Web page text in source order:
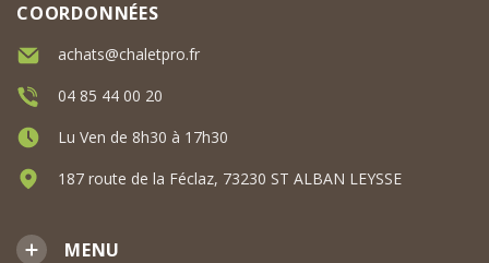
MENU
COORDONNÉES
achats@chaletpro.fr
04 85 44 00 20
Lu Ven de 8h30 à 17h30
187 route de la Féclaz, 73230 ST ALBAN LEYSSE